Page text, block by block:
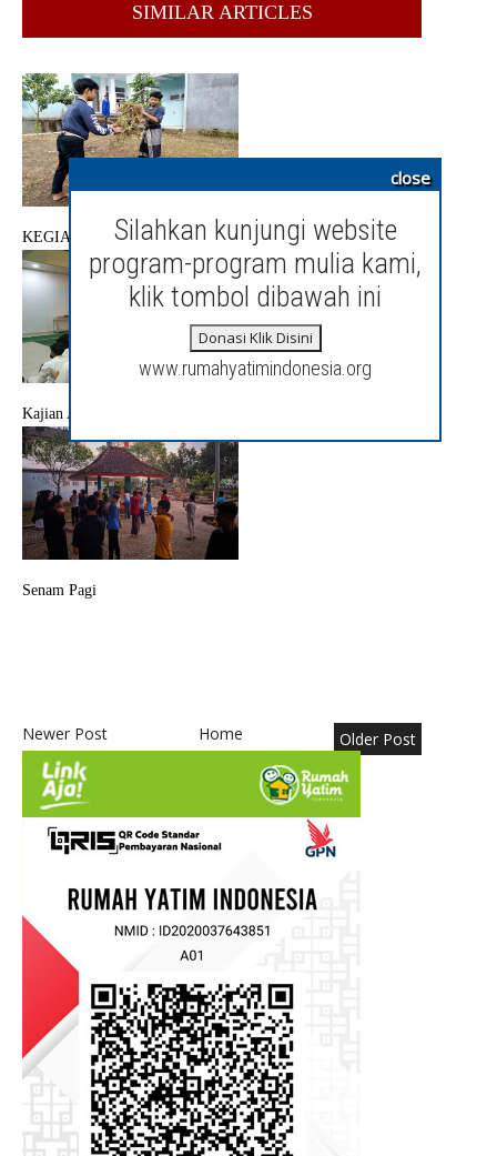
close
Silahkan kunjungi website
program-program mulia kami,
klik tombol dibawah ini
Donasi Klik Disini
www.rumahyatimindonesia.org
SIMILAR ARTICLES
KEGIATAN JUMAT BERSIH
Kajian Akhlak
Senam Pagi
Newer Post Older Post
Home